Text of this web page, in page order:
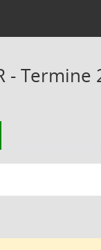
- Termine